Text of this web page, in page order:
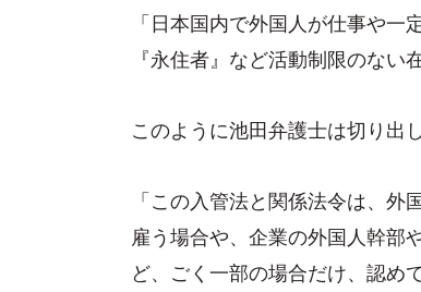
「日本国内で外国人が仕事や
『永住者』など活動制限のない
このように池田弁護士は切り出し
「この入管法と関係法令は、
雇う場合や、企業の外国人幹部
ど、ごく一部の場合だけ、認め